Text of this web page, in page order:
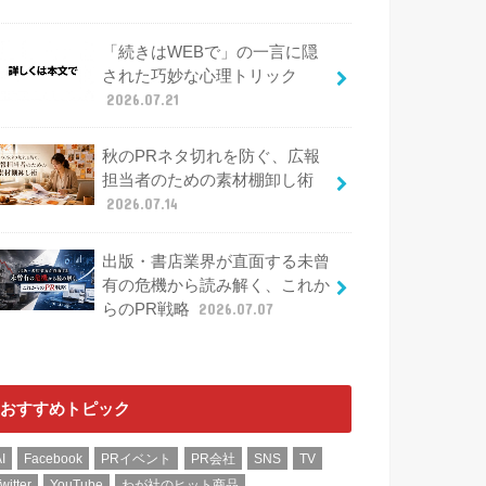
「続きはWEBで」の一言に隠
された巧妙な心理トリック
2026.07.21
秋のPRネタ切れを防ぐ、広報
担当者のための素材棚卸し術
2026.07.14
出版・書店業界が直面する未曾
有の危機から読み解く、これか
らのPR戦略
2026.07.07
おすすめトピック
Facebook PRイベント PR会社 SNS
TV